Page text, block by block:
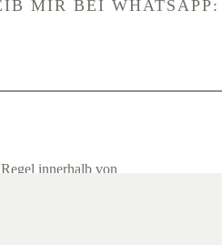
MIR BEI WHATSAPP:
innerhalb von